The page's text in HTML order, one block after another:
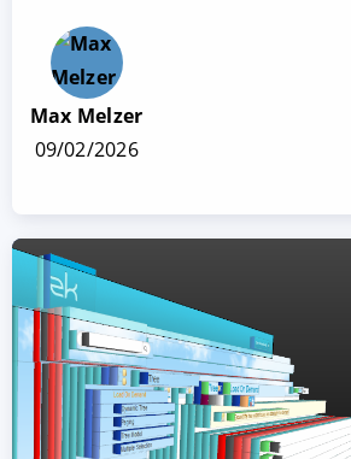
Max Melzer
09/02/2026